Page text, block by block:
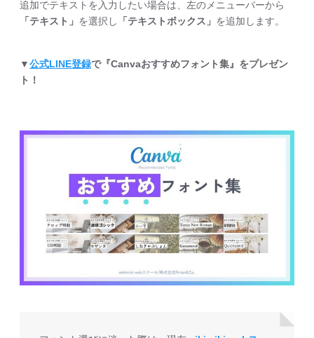
追加でテキストを入力したい場合は、左のメニューバーから
「テキスト」 を選択し 「テキストボックス」 を追加します。
▼公式LINE登録で『Canvaおすすめフォント集』をプレゼン
ト！